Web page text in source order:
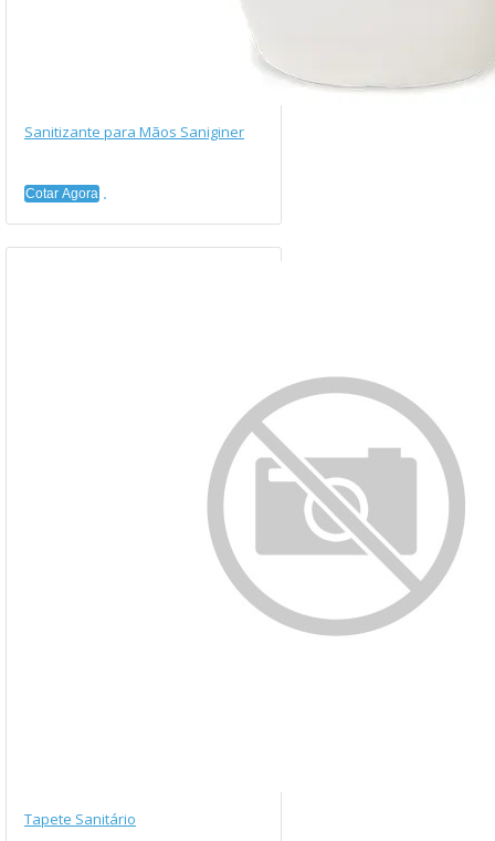
Sanitizante para Mãos Saniginer
Cotar Agora
Tapete Sanitário